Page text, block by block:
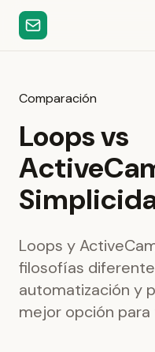
Comparación
Loops vs
Loops y
filosofías
automatización y
mejor opción para